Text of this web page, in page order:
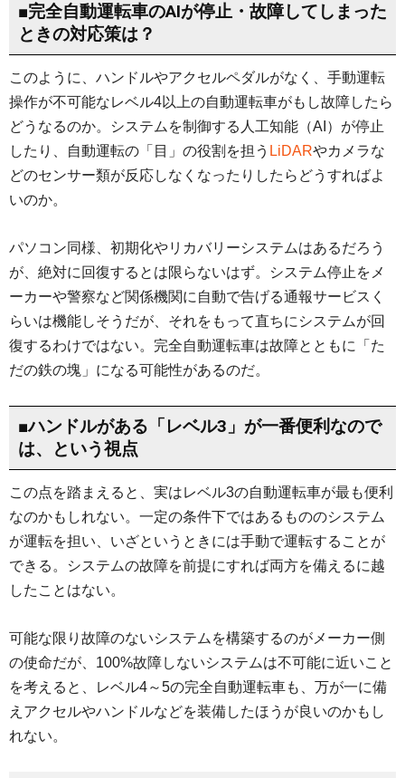
■完全自動運転車のAIが停止・故障してしまった
ときの対応策は？
このように、ハンドルやアクセルペダルがなく、手動運転
操作が不可能なレベル4以上の自動運転車がもし故障したら
どうなるのか。システムを制御する人工知能（AI）が停止
したり、自動運転の「目」の役割を担う LiDARやカメラな
どのセンサー類が反応しなくなったりしたらどうすればよ
いのか。
パソコン同様、初期化やリカバリーシステムはあるだろう
が、絶対に回復するとは限らないはず。システム停止をメ
ーカーや警察など関係機関に自動で告げる通報サービスく
らいは機能しそうだが、それをもって直ちにシステムが回
復するわけではない。完全自動運転車は故障とともに「た
だの鉄の塊」になる可能性があるのだ。
■ハンドルがある「レベル3」が一番便利なので
は、という視点
この点を踏まえると、実はレベル3の自動運転車が最も便利
なのかもしれない。一定の条件下ではあるもののシステム
が運転を担い、いざというときには手動で運転することが
できる。システムの故障を前提にすれば両方を備えるに越
したことはない。
可能な限り故障のないシステムを構築するのがメーカー側
の使命だが、100%故障しないシステムは不可能に近いこと
を考えると、レベル4～5の完全自動運転車も、万が一に備
えアクセルやハンドルなどを装備したほうが良いのかもし
れない。